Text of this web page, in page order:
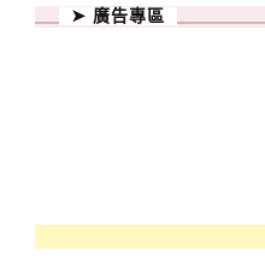
➤ 廣告專區